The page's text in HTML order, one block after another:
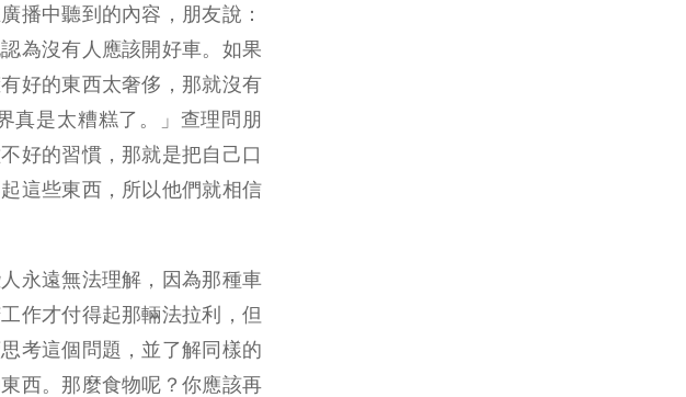
播中聽到的內容，朋友說：
為沒有人應該開好車。如果
好的東西太奢侈，那就沒有
真是太糟糕了。」查理問朋
好的習慣，那就是把自己口
這些東西，所以他們就相信
永遠無法理解，因為那種車
作才付得起那輛法拉利，但
考這個問題，並了解同樣的
西。那麼食物呢？你應該再